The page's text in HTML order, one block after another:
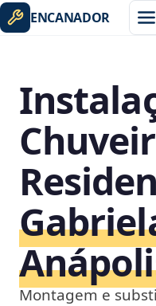
ENCANADOR
Montagem e